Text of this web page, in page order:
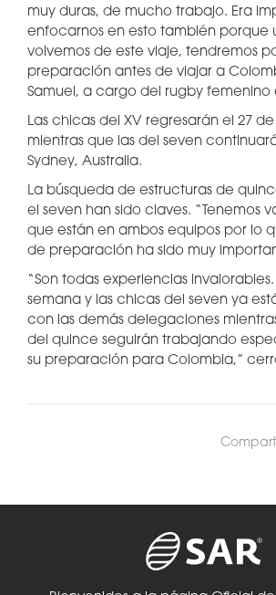
muy duras, de mucho trabajo. Era
enfocarnos en esto también porque
volvemos de este viaje, tendremos
preparación antes de viajar a
Samuel, a cargo del rugby femenino
Las chicas del XV regresarán el 27
mientras que las del seven
Sydney, Australia.
La búsqueda de estructuras de
el seven han sido claves. “Tenemos
que están en ambos equipos por lo
de preparación ha sido muy
“Son todas experiencias
semana y las chicas del seven ya
con las demás delegaciones
del quince seguirán trabajando
su preparación para Colombia,”